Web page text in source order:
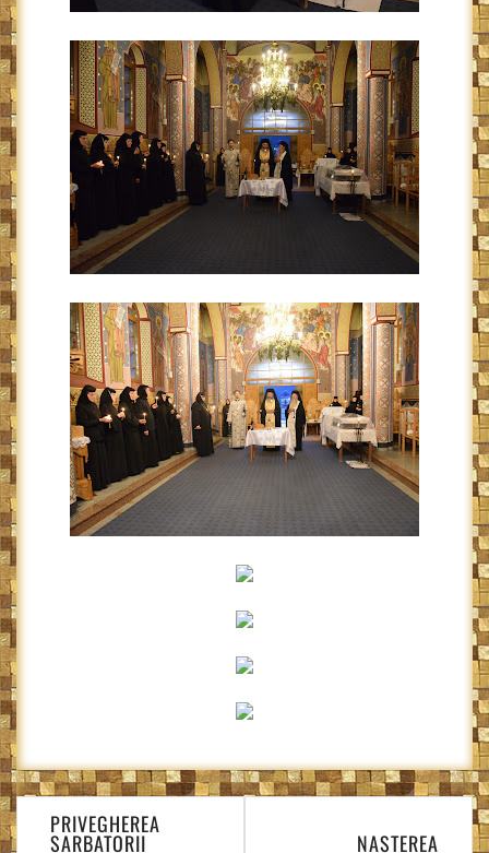
Navigare
în PRIVEGHEREA
SARBATORII NASTEREA